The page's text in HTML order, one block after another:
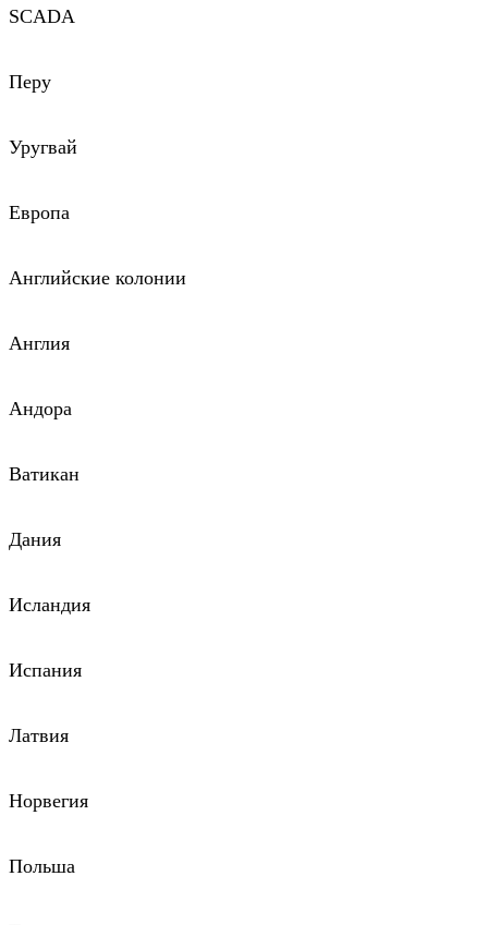
SCADA
Перу
Уругвай
Европа
Английские колонии
Англия
Андора
Ватикан
Дания
Исландия
Испания
Латвия
Норвегия
Польша